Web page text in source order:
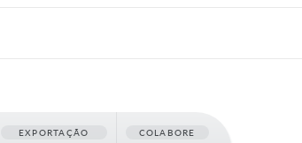
EXPORTAÇÃO COLABORE